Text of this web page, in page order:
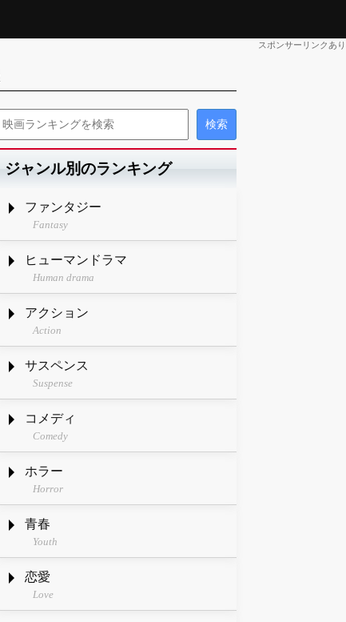
スポンサーリンクあり
ジャンル別のランキング
ファンタジー
Fantasy
ヒューマンドラマ
Human drama
アクション
Action
サスペンス
Suspense
コメディ
Comedy
ホラー
Horror
青春
Youth
恋愛
Love